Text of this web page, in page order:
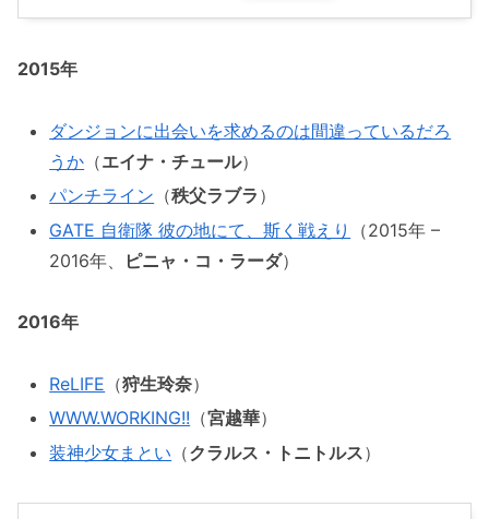
2015年
ダンジョンに出会いを求めるのは間違っているだろ
うか （エイナ・チュール）
パンチライン （秩父ラブラ ）
GATE 自衛隊 彼の地にて、斯く戦えり
（2015年 –
2016年、
ピニャ・コ・ラーダ）
2016年
ReLIFE （狩生玲奈）
WWW.WORKING!! （宮越華）
装神少女まとい （クラルス・トニトルス）